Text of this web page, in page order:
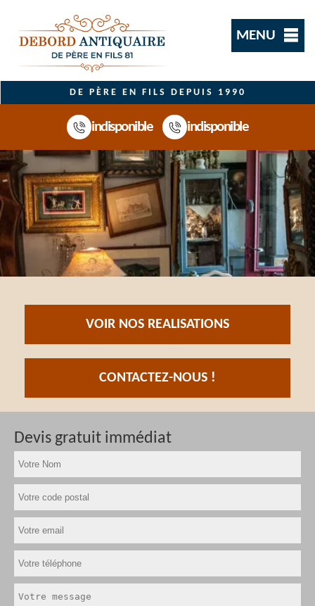
MENU
DE PÈRE EN FILS DEPUIS 1990
indisponible indisponible
VOIR NOS REALISATIONS
CONTACTEZ-NOUS !
Devis gratuit immédiat